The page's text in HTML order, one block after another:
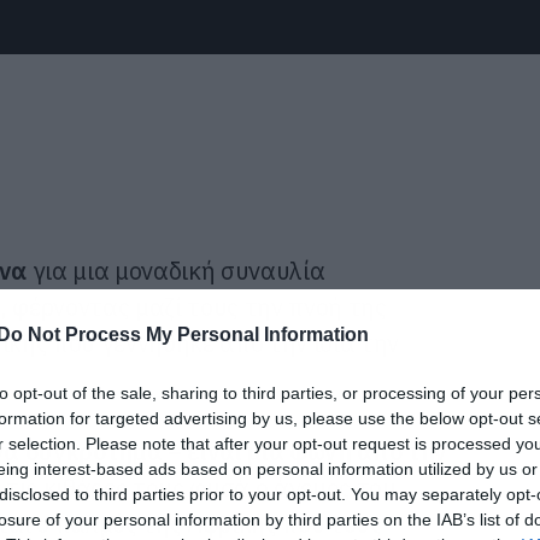
Do Not Process My Personal Information
opt-out of the sale, sharing to third parties, or processing of your
for targeted advertising by us, please use the below opt-out
selection. Please note that after your opt-out request is processed
interest-based ads based on personal information utilized by us
to third parties prior to your opt-out. You may separately
of your personal information by third parties on the IAB’s list of
για μια μοναδική συναυλία
που γεννήθηκε από την ίδια την
συγκρότημα – είναι μια φωνή από την
κιθάρες τους φυσά ο άνεμος του
ο παλμός της Αφρικής που τους